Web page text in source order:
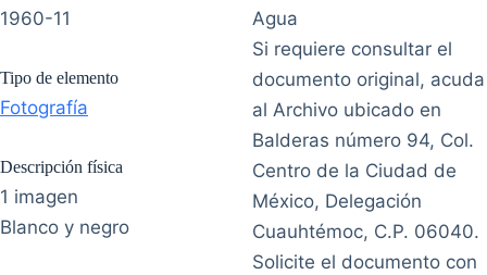
1960-11
Tipo de elemento
Fotografía
Descripción física
1 imagen
Blanco y negro
Agua
Si requiere consultar el
documento original, acuda
al Archivo ubicado en
Balderas número 94, Col.
Centro de la Ciudad de
México, Delegación
Cuauhtémoc, C.P. 06040.
Solicite el documento con